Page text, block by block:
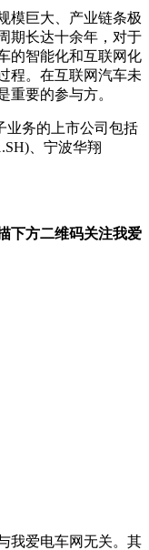
巨大、产业链条极
期长达十余年，对于
的智能化和互联网化
程。在互联网汽车未
重要的参与方。
务的上市公司包括
、宁波华翔
下方二维码关注我爱
我爱电车网无关。其